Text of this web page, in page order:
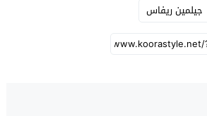
جيلمين ريفاس